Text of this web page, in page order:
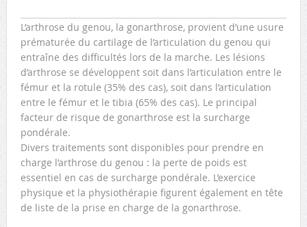
L’arthrose du genou, la gonarthrose, provient d’une usure
prématurée du cartilage de l’articulation du genou qui
entraîne des difficultés lors de la marche. Les lésions
d’arthrose se développent soit dans l’articulation entre le
fémur et la rotule (35% des cas), soit dans l’articulation
entre le fémur et le tibia (65% des cas). Le principal
facteur de risque de gonarthrose est la surcharge
pondérale.
Divers traitements sont disponibles pour prendre en
charge l’arthrose du genou : la perte de poids est
essentiel en cas de surcharge pondérale. L’exercice
physique et la physiothérapie figurent également en tête
de liste de la prise en charge de la gonarthrose.